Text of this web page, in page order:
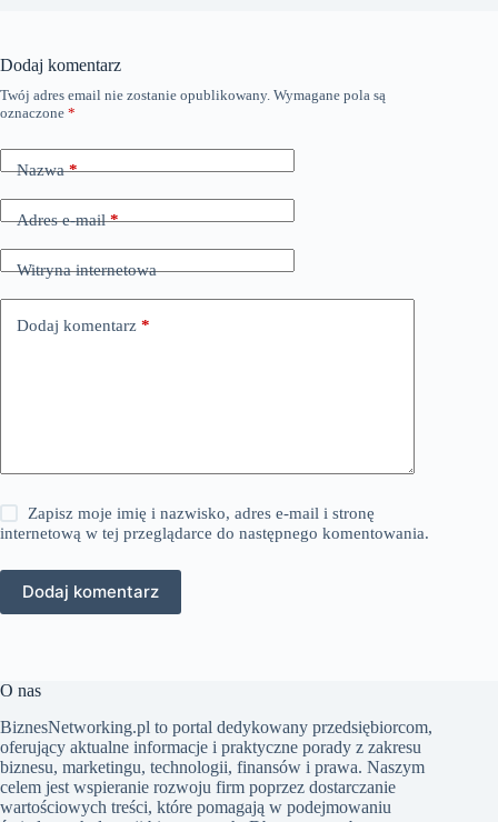
Dodaj komentarz
Twój adres email nie zostanie opublikowany. Wymagane pola są
oznaczone *
Nazwa*
Adres e-mail*
Witryna internetowa
Dodaj komentarz *
Zapisz moje imię i nazwisko, adres e-mail i stronę
internetową w tej przeglądarce do następnego komentowania.
Dodaj komentarz
O nas
BiznesNetworking.pl to portal dedykowany przedsiębiorcom,
oferujący aktualne informacje i praktyczne porady z zakresu
biznesu, marketingu, technologii, finansów i prawa. Naszym
celem jest wspieranie rozwoju firm poprzez dostarczanie
wartościowych treści, które pomagają w podejmowaniu